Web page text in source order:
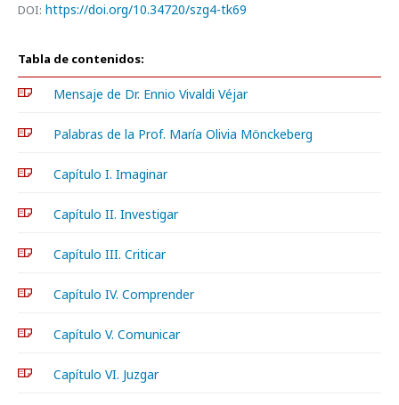
DOI: https://doi.org/10.34720/szg4-tk69
Tabla de contenidos:
Mensaje de Dr. Ennio Vivaldi Véjar
Palabras de la Prof. María Olivia Mönckeberg
Capítulo I. Imaginar
Capítulo II. Investigar
Capítulo III. Criticar
Capítulo IV. Comprender
Capítulo V. Comunicar
Capítulo VI. Juzgar